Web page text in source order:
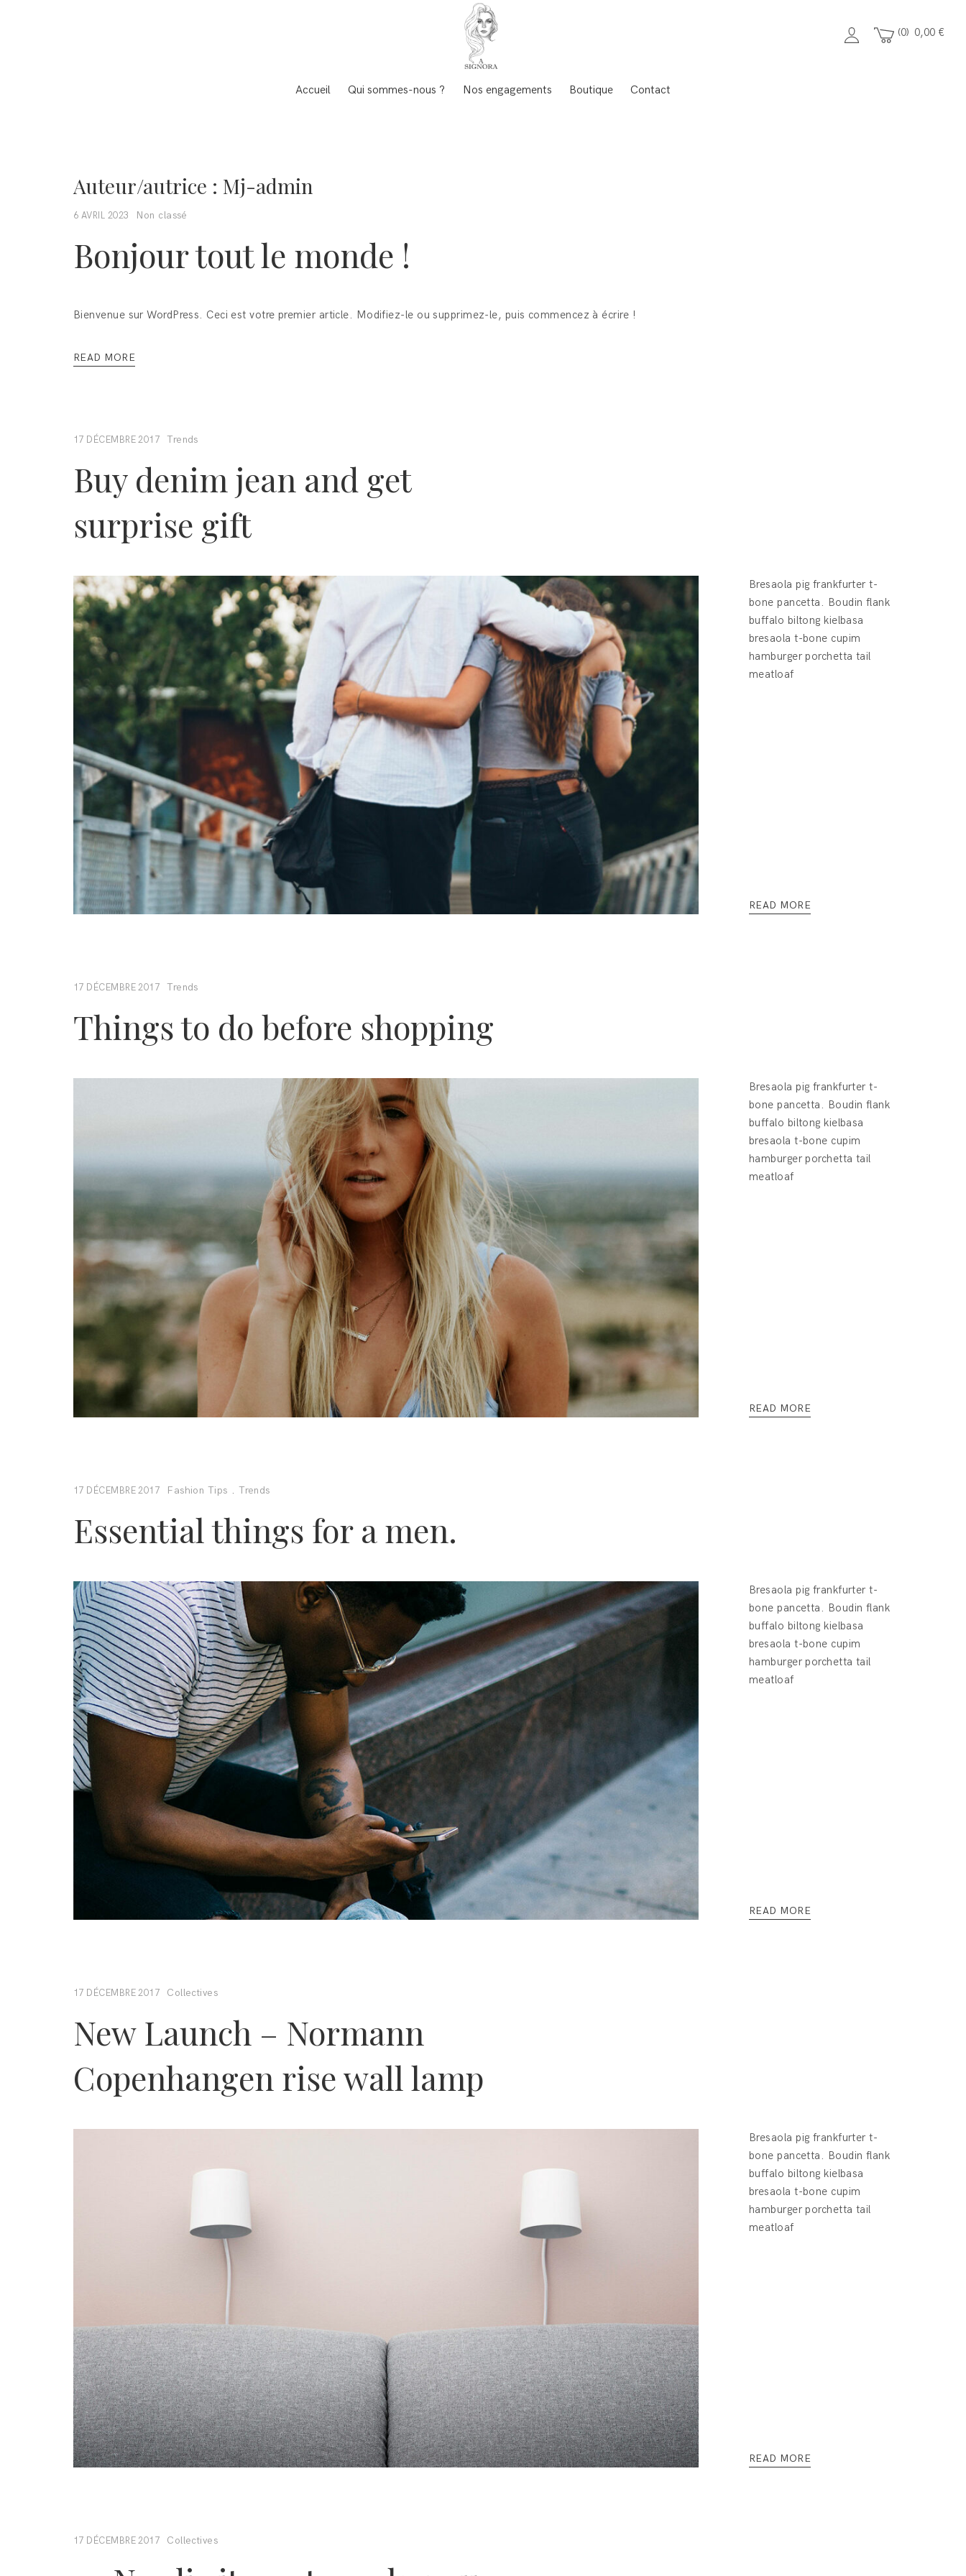
0 0,00 €
Accueil Qui sommes-nous ? Nos engagements Boutique Contact
Auteur/autrice : Mj-admin
6 AVRIL 2023 Non classé
Bonjour tout le monde !
Bienvenue sur WordPress. Ceci est votre premier article. Modifiez-le ou supprimez-le, puis commencez à écrire !
READ MORE
17 DÉCEMBRE 2017 Trends
Buy denim jean and get
surprise gift
Bresaola pig frankfurter t-
bone pancetta. Boudin flank
buffalo biltong kielbasa
bresaola t-bone cupim
hamburger porchetta tail
meatloaf
READ MORE
17 DÉCEMBRE 2017 Trends
Things to do before shopping
Bresaola pig frankfurter t-
bone pancetta. Boudin flank
buffalo biltong kielbasa
bresaola t-bone cupim
hamburger porchetta tail
meatloaf
READ MORE
17 DÉCEMBRE 2017 Fashion Tips . Trends
Essential things for a men.
Bresaola pig frankfurter t-
bone pancetta. Boudin flank
buffalo biltong kielbasa
bresaola t-bone cupim
hamburger porchetta tail
meatloaf
READ MORE
17 DÉCEMBRE 2017 Collectives
New Launch – Normann
Copenhangen rise wall lamp
Bresaola pig frankfurter t-
bone pancetta. Boudin flank
buffalo biltong kielbasa
bresaola t-bone cupim
hamburger porchetta tail
meatloaf
READ MORE
17 DÉCEMBRE 2017 Collectives